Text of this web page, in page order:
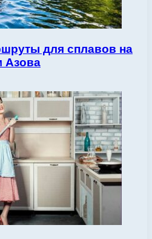
для сплавов на
Азова